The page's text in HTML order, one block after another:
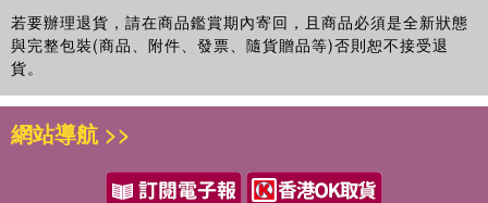
若要辦理退貨，請在商品鑑賞期內寄回，且商品必須是全新狀態
與完整包裝(商品、附件、發票、隨貨贈品等)否則恕不接受退
貨。
網站導航 >>